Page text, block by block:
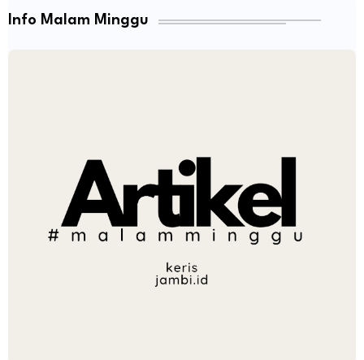
Info Malam Minggu